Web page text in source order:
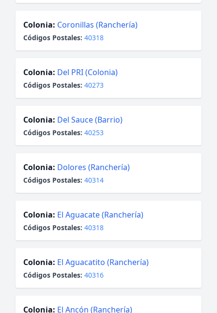
Colonia: Coronillas (Ranchería)
Códigos Postales: 40318
Colonia: Del PRI (Colonia)
Códigos Postales: 40273
Colonia: Del Sauce (Barrio)
Códigos Postales: 40253
Colonia: Dolores (Ranchería)
Códigos Postales: 40314
Colonia: El Aguacate (Ranchería)
Códigos Postales: 40318
Colonia: El Aguacatito (Ranchería)
Códigos Postales: 40316
Colonia: El Ancón (Ranchería)